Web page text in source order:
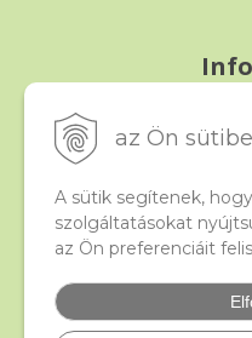
az Ön
A sütik segítenek,
szolgáltatásokat
az Ön preferenciáit
Panasz,